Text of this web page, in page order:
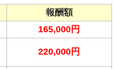
報酬額
165,000円
220,000円